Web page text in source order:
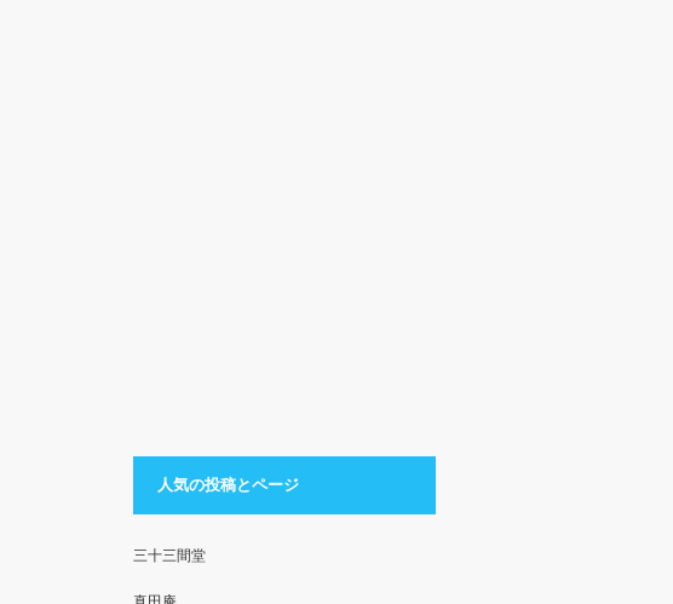
人気の投稿とページ
三十三間堂